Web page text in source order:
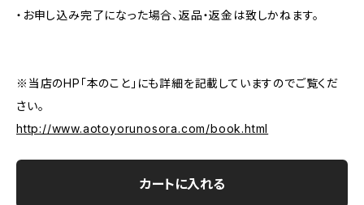
・お申し込み完了になった場合、返品・返金は致しかねます。
※当店のHP「本のこと」にも詳細を記載していますのでご覧くだ
さい。
http://www.aotoyorunosora.com/book.html
カートに入れる